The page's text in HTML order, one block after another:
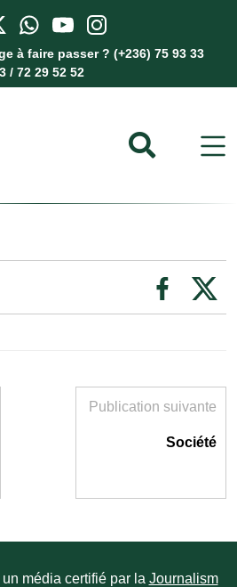
à faire passer ? (+236) 75 93 33
/ 72 29 52 52
Publication suivante
Société
média certifié par la Journalism